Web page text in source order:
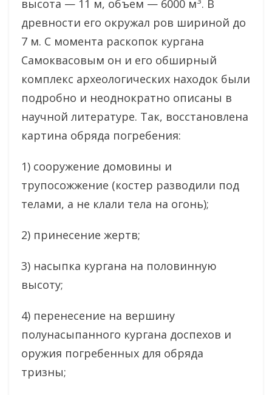
высота — 11 м, объем — 6000 м . В
древности его окружал ров шириной до
7 м. С момента раскопок кургана
Самоквасовым он и его обширный
комплекс археологических находок были
подробно и неоднократно описаны в
научной литературе. Так, восстановлена
картина обряда погребения:
1) сооружение домовины и
трупосожжение (костер разводили под
телами, а не клали тела на огонь);
2) принесение жертв;
3) насыпка кургана на половинную
высоту;
4) перенесение на вершину
полунасыпанного кургана доспехов и
оружия погребенных для обряда
тризны;